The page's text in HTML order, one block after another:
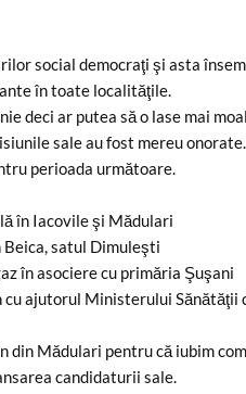
social democraţi şi asta
în toate localităţile.
deci ar putea să o lase mai
sale au fost mereu onorate.
perioada următoare.
în Iacovile şi Mădulari
Beica, satul Dimuleşti
în asociere cu primăria Şuşani
ajutorul Ministerului Sănătăţii
din Mădulari pentru că iubim
candidaturii sale.